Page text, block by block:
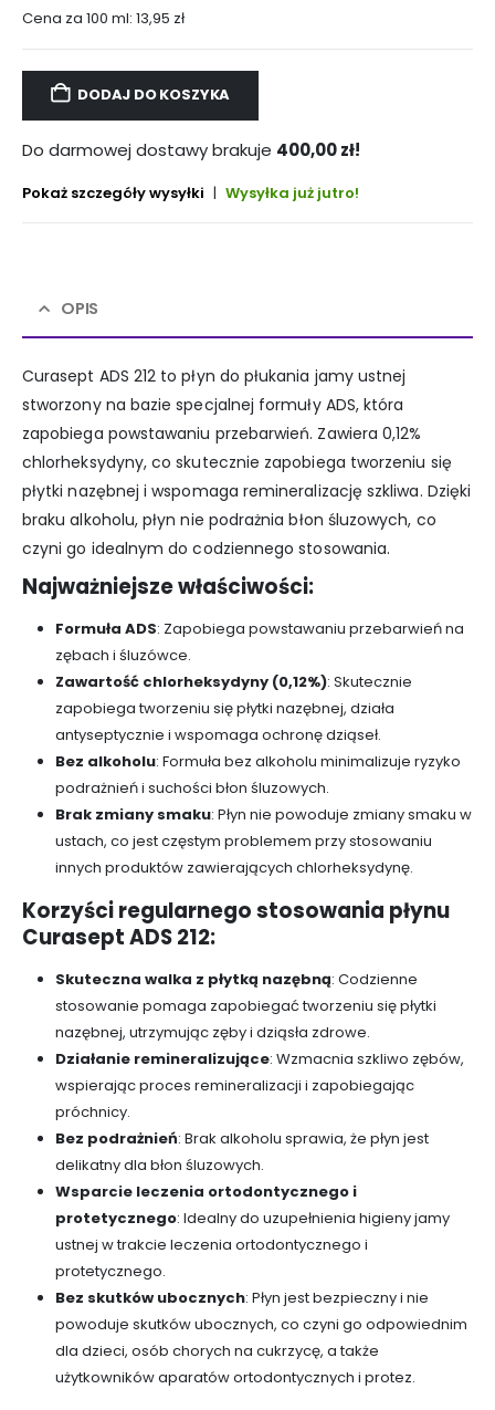
Cena za 100 ml: 13,95 zł
DODAJ DO KOSZYKA
Do darmowej dostawy brakuje 400,00zł!
Pokaż szczegóły wysyłki | Wysyłka już jutro!
OPIS
Curasept ADS 212 to płyn do płukania jamy ustnej
stworzony na bazie specjalnej formuły ADS, która
zapobiega powstawaniu przebarwień. Zawiera 0,12%
chlorheksydyny, co skutecznie zapobiega tworzeniu się
płytki nazębnej i wspomaga remineralizację szkliwa. Dzięki
braku alkoholu, płyn nie podrażnia błon śluzowych, co
czyni go idealnym do codziennego stosowania.
Najważniejsze właściwości:
Formuła ADS: Zapobiega powstawaniu przebarwień na
zębach i śluzówce.
Zawartość chlorheksydyny (0,12%): Skutecznie
zapobiega tworzeniu się płytki nazębnej, działa
antyseptycznie i wspomaga ochronę dziąseł.
Bez alkoholu: Formuła bez alkoholu minimalizuje ryzyko
podrażnień i suchości błon śluzowych.
Brak zmiany smaku: Płyn nie powoduje zmiany smaku w
ustach, co jest częstym problemem przy stosowaniu
innych produktów zawierających chlorheksydynę.
Korzyści regularnego stosowania płynu
Curasept ADS 212:
Skuteczna walka z płytką nazębną: Codzienne
stosowanie pomaga zapobiegać tworzeniu się płytki
nazębnej, utrzymując zęby i dziąsła zdrowe.
Działanie remineralizujące: Wzmacnia szkliwo zębów,
wspierając proces remineralizacji i zapobiegając
próchnicy.
Bez podrażnień: Brak alkoholu sprawia, że płyn jest
delikatny dla błon śluzowych.
Wsparcie leczenia ortodontycznego i
protetycznego: Idealny do uzupełnienia higieny jamy
ustnej w trakcie leczenia ortodontycznego i
protetycznego.
Bez skutków ubocznych: Płyn jest bezpieczny i nie
powoduje skutków ubocznych, co czyni go odpowiednim
dla dzieci, osób chorych na cukrzycę, a także
użytkowników aparatów ortodontycznych i protez.